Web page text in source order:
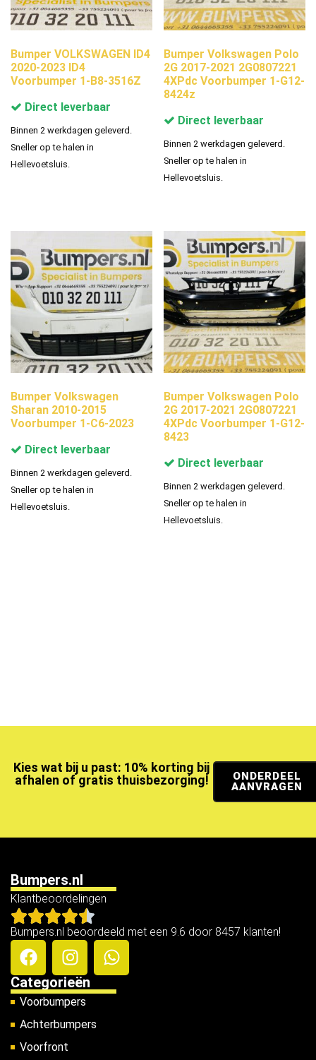
Bumper VOLKSWAGEN ID4
2020-2023 ID4
Voorbumper 1-B8-3516Z
Direct leverbaar
Binnen 2 werkdagen geleverd.
Sneller op te halen in
Hellevoetsluis.
Bumper Volkswagen Polo
2G 2017-2021 2G0807221
4XPdc Voorbumper 1-G12-
8424z
Direct leverbaar
Binnen 2 werkdagen geleverd.
Sneller op te halen in
Hellevoetsluis.
Bumper Volkswagen
Sharan 2010-2015
Voorbumper 1-C6-2023
Direct leverbaar
Binnen 2 werkdagen geleverd.
Sneller op te halen in
Hellevoetsluis.
Bumper Volkswagen Polo
2G 2017-2021 2G0807221
4XPdc Voorbumper 1-G12-
8423
Direct leverbaar
Binnen 2 werkdagen geleverd.
Sneller op te halen in
Hellevoetsluis.
Kies wat bij u past: 10% korting bij
afhalen of gratis thuisbezorging!
ONDERDEEL
AANVRAGEN
Bumpers.nl
Klantbeoordelingen
Bumpers.nl beoordeeld met een 9.6 door 8457 klanten!
Categorieën
Voorbumpers
Achterbumpers
Voorfront